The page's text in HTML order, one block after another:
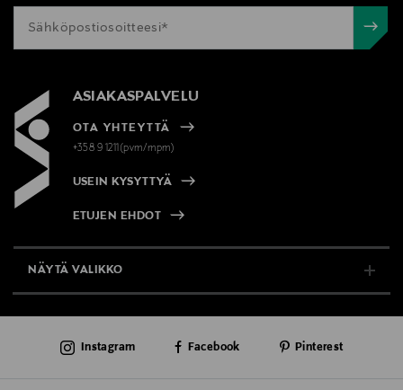
ASIAKASPALVELU
OTA YHTEYTTÄ
+358 9 1211(pvm/mpm)
USEIN KYSYTTYÄ
ETUJEN EHDOT
NÄYTÄ VALIKKO
AJANKOHTAISTA
Instagram Facebook Pinterest